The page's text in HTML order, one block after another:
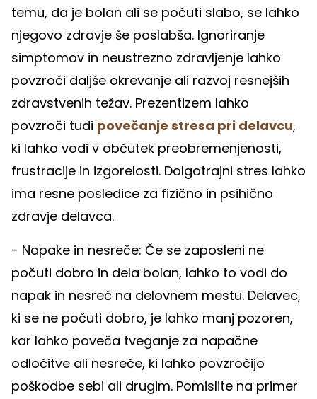
temu, da je bolan ali se počuti slabo, se lahko
njegovo zdravje še poslabša. Ignoriranje
simptomov in neustrezno zdravljenje lahko
povzroči daljše okrevanje ali razvoj resnejših
zdravstvenih težav. Prezentizem lahko
povzroči tudi povečanje stresa pri delavcu,
ki lahko vodi v občutek preobremenjenosti,
frustracije in izgorelosti. Dolgotrajni stres lahko
ima resne posledice za fizično in psihično
zdravje delavca.
- Napake in nesreče: Če se zaposleni ne
počuti dobro in dela bolan, lahko to vodi do
napak in nesreč na delovnem mestu. Delavec,
ki se ne počuti dobro, je lahko manj pozoren,
kar lahko poveča tveganje za napačne
odločitve ali nesreče, ki lahko povzročijo
poškodbe sebi ali drugim. Pomislite na primer